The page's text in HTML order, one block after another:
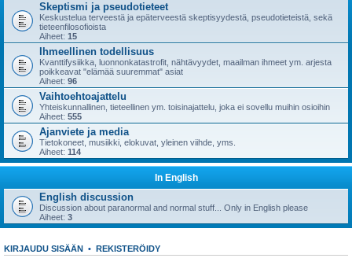
Skeptismi ja pseudotieteet
Keskustelua terveestä ja epäterveestä skeptisyydestä, pseudotieteistä, sekä
tieteenfilosofioista
Aiheet: 15
Ihmeellinen todellisuus
Kvanttifysiikka, luonnonkatastrofit, nähtävyydet, maailman ihmeet ym. arjesta
poikkeavat "elämää suuremmat" asiat
Aiheet: 96
Vaihtoehtoajattelu
Yhteiskunnallinen, tieteellinen ym. toisinajattelu, joka ei sovellu muihin osioihin
Aiheet: 555
Ajanviete ja media
Tietokoneet, musiikki, elokuvat, yleinen viihde, yms.
Aiheet: 114
In English
English discussion
Discussion about paranormal and normal stuff... Only in English please
Aiheet: 3
KIRJAUDU SISÄÄN • REKISTERÖIDY